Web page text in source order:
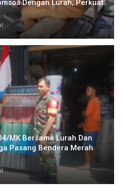
Dengan Lurah, Perkuat
MK Bersama Lurah Dan
Pasang Bendera Merah